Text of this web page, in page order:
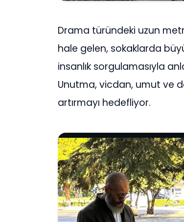
Drama türündeki uzun
hale gelen, sokaklarda
insanlık sorgulamasıyla
Unutma, vicdan, umut ve
artırmayı hedefliyor.